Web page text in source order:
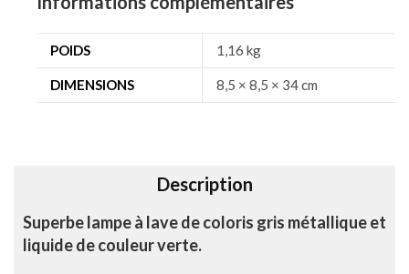
n
a
t
:
POIDS 1,16 kg
DIMENSIONS 8,5 × 8,5 × 34 cm
Description
Superbe lampe à lave de coloris gris métallique et
liquide de couleur verte.